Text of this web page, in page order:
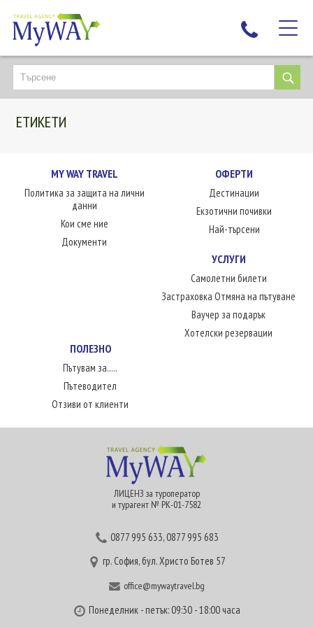
НАЙ-ТЪРСЕНИ
ДЕСТИНАЦИИ
ЕКЗОТИЧНИ ПОЧИВКИ
НОВА ГОДИНА
ПЪТУВАЙТЕ С ДЕЦА
ЛЮБОПИТНО
ЕТИКЕТИ
MY WAY TRAVEL
Политика за защита на лични
данни
Кои сме ние
Документи
ОФЕРТИ
Дестинации
Екзотични почивки
Най-търсени
УСЛУГИ
Самолетни билети
Застраховка Отмяна на пътуване
Ваучер за подарък
Хотелски резервации
ПОЛЕЗНО
Пътувам за.....
Пътеводител
Отзиви от клиенти
ЛИЦЕНЗ за туроператор
и турагент № РК-01-7582
0877 995 633,0877 995 683
гр. София, бул. Христо Ботев 57
office@mywaytravel.bg
Понеделник - петък: 09:30 - 18:00 часа